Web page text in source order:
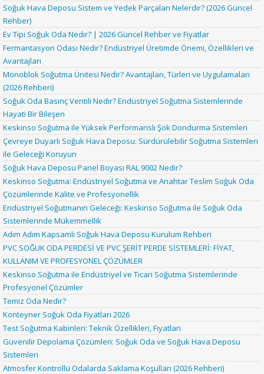
Soğuk Hava Deposu Sistem ve Yedek Parçaları Nelerdir? (2026 Güncel
Rehber)
Ev Tipi Soğuk Oda Nedir? | 2026 Güncel Rehber ve Fiyatlar
Fermantasyon Odası Nedir? Endüstriyel Üretimde Önemi, Özellikleri ve
Avantajları
Monoblok Soğutma Ünitesi Nedir? Avantajları, Türleri ve Uygulamaları
(2026 Rehberi)
Soğuk Oda Basınç Ventili Nedir? Endüstriyel Soğutma Sistemlerinde
Hayati Bir Bileşen
Keskinso Soğutma ile Yüksek Performanslı Şok Dondurma Sistemleri
Çevreye Duyarlı Soğuk Hava Deposu: Sürdürülebilir Soğutma Sistemleri
ile Geleceği Koruyun
Soğuk Hava Deposu Panel Boyası RAL 9002 Nedir?
Keskinso Soğutma: Endüstriyel Soğutma ve Anahtar Teslim Soğuk Oda
Çözümlerinde Kalite ve Profesyonellik
Endüstriyel Soğutmanın Geleceği: Keskinso Soğutma ile Soğuk Oda
Sistemlerinde Mükemmellik
Adım Adım Kapsamlı Soğuk Hava Deposu Kurulum Rehberi
PVC SOĞUK ODA PERDESİ VE PVC ŞERİT PERDE SİSTEMLERİ: FİYAT,
KULLANIM VE PROFESYONEL ÇÖZÜMLER
Keskinso Soğutma ile Endüstriyel ve Ticari Soğutma Sistemlerinde
Profesyonel Çözümler
Temiz Oda Nedir?
Konteyner Soğuk Oda Fiyatları 2026
Test Soğutma Kabinleri: Teknik Özellikleri, Fiyatları
Güvenilir Depolama Çözümleri: Soğuk Oda ve Soğuk Hava Deposu
Sistemleri
Atmosfer Kontrollü Odalarda Saklama Koşulları (2026 Rehberi)